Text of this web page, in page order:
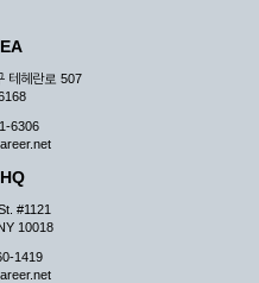
테헤란로 507
6306
#1121
10018
1419